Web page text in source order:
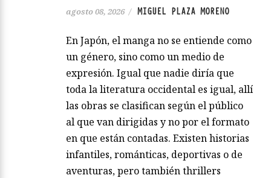
agosto 08, 2026 / MIGUEL PLAZA MORENO
En Japón, el manga no se entiende como
un género, sino como un medio de
expresión. Igual que nadie diría que
toda la literatura occidental es igual, allí
las obras se clasifican según el público
al que van dirigidas y no por el formato
en que están contadas. Existen historias
infantiles, románticas, deportivas o de
aventuras, pero también thrillers